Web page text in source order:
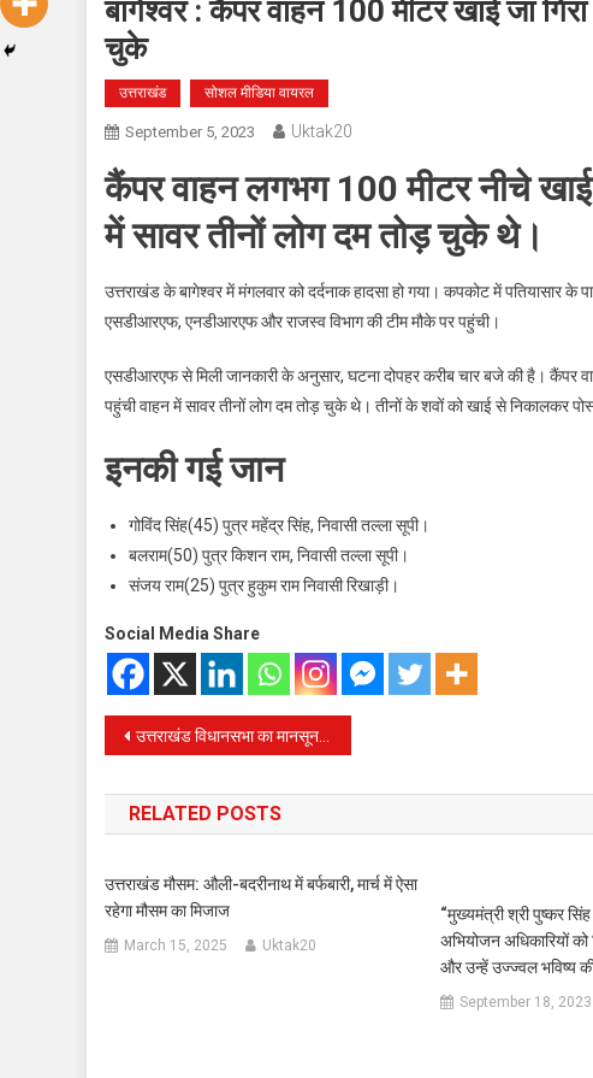
बागेश्वर : कैंपर वाहन 100 मीटर खाई जा
चुके
उत्तराखंड सोशल मीडिया वायरल
September 5, 2023 Uktak20
कैंपर वाहन लगभग 100 मीटर नीचे
में सावर तीनों लोग दम तोड़ चुके थे।
उत्तराखंड के बागेश्वर में मंगलवार को दर्दनाक हादसा हो गया। कपकोट में पतियासार
एसडीआरएफ, एनडीआरएफ और राजस्व विभाग की टीम मौके पर पहुंची।
एसडीआरएफ से मिली जानकारी के अनुसार, घटना दोपहर करीब चार बजे की है।
पहुंची वाहन में सावर तीनों लोग दम तोड़ चुके थे। तीनों के शवों को खाई से निकालकर
इनकी गई जान
गोविंद सिंह(45) पुत्र महेंद्र सिंह, निवासी तल्ला सूपी।
बलराम(50) पुत्र किशन राम, निवासी तल्ला सूपी।
संजय राम(25) पुत्र हुकुम राम निवासी रिखाड़ी।
Social Media Share
Post
navigation
उत्तराखंड विधानसभा का मानसून सत्र मंगलवार को आरंभ हुआ, पहले दिन सीएम धामी सहित सदस्यों ने चंदन राम दास को श्रद्धांजलि दी
RELATED POSTS
उत्तराखंड मौसम: औली-बदरीनाथ में बर्फबारी, मार्च में ऐसा
रहेगा मौसम का मिजाज
March 15, 2025 Uktak20
“मुख्यमंत्री श्री पुष्कर
अभियोजन अधिकारियों को
और उन्हें उज्ज्वल भविष्य
September 18, 2023